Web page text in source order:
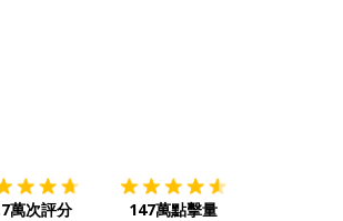
萬次評分 147萬點擊量